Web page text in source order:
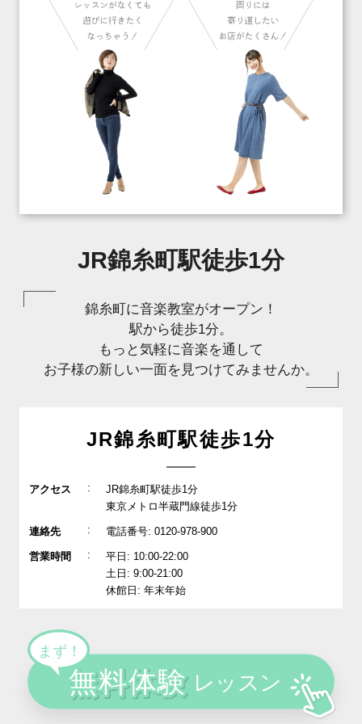
JR錦糸町駅徒歩1分
錦糸町に音楽教室がオープン！
駅から徒歩1分。
もっと気軽に音楽を通して
お子様の新しい一面を見つけてみませんか。
JR錦糸町駅徒歩1分
アクセス :
JR錦糸町駅徒歩1分
東京メトロ半蔵門線徒歩1分
連絡先 : 電話番号: 0120-978-900
営業時間 :
平日: 10:00-22:00
土日: 9:00-21:00
休館日: 年末年始